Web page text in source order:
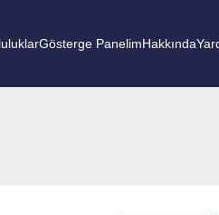
Gösterge PanelimHakkında